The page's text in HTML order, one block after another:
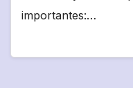
importantes:…